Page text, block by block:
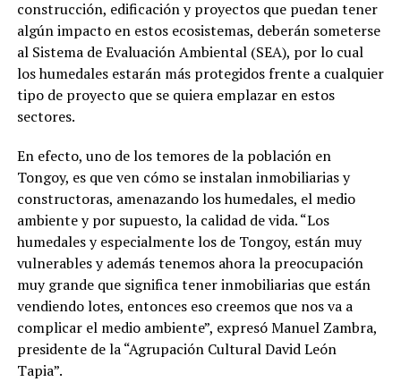
construcción, edificación y proyectos que puedan tener
algún impacto en estos ecosistemas, deberán someterse
al Sistema de Evaluación Ambiental (SEA), por lo cual
los humedales estarán más protegidos frente a cualquier
tipo de proyecto que se quiera emplazar en estos
sectores.
En efecto, uno de los temores de la población en
Tongoy, es que ven cómo se instalan inmobiliarias y
constructoras, amenazando los humedales, el medio
ambiente y por supuesto, la calidad de vida. “Los
humedales y especialmente los de Tongoy, están muy
vulnerables y además tenemos ahora la preocupación
muy grande que significa tener inmobiliarias que están
vendiendo lotes, entonces eso creemos que nos va a
complicar el medio ambiente”, expresó Manuel Zambra,
presidente de la “Agrupación Cultural David León
Tapia”.